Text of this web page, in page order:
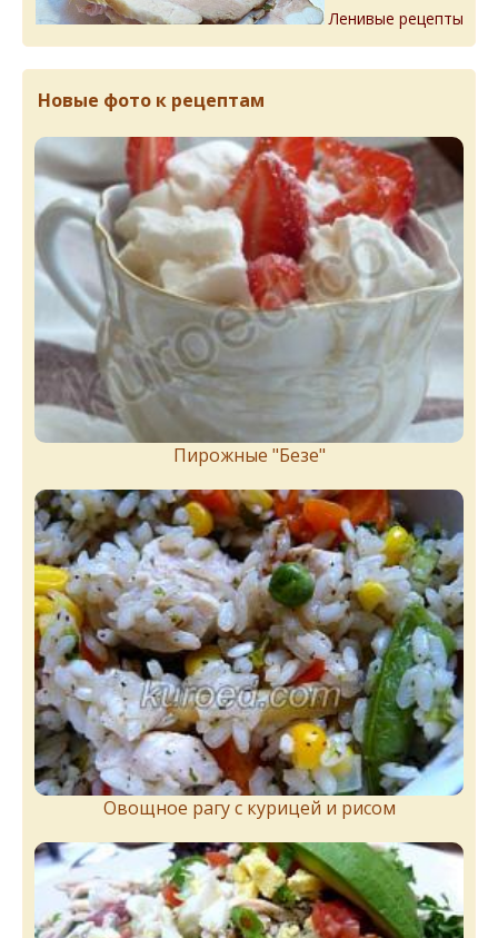
Ленивые рецепты
Новые фото к рецептам
Пирожныe "Бeзe"
Овощное рагу с курицей и рисом